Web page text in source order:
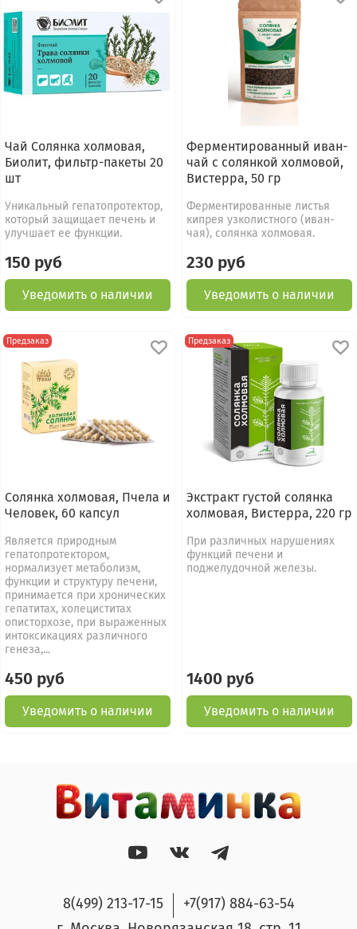
Чай Солянка холмовая,
Биолит, фильтр-пакеты 20
шт
Уникальный гепатопротектор,
который защищает печень и
улучшает ее функции.
150 руб
Уведомить о наличии
Ферментированный иван-
чай с солянкой холмовой,
Вистерра, 50 гр
Ферментированные листья
кипрея узколистного (иван-
чая), солянка холмовая.
230 руб
Уведомить о наличии
Предзаказ
Солянка холмовая, Пчела и
Человек, 60 капсул
Является природным
гепатопротектором,
нормализует метаболизм,
функции и структуру печени,
принимается при хронических
гепатитах, холециститах
описторхозе, при выраженных
интоксикациях различного
генеза,...
450 руб
Уведомить о наличии
Предзаказ
Экстракт густой солянка
холмовая, Вистерра, 220 гр
При различных нарушениях
функций печени и
поджелудочной железы.
1400 руб
Уведомить о наличии
8(499) 213-17-15
+7(917) 884-63-54